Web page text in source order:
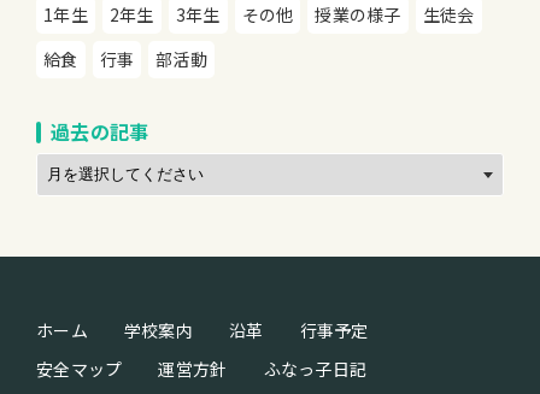
1年生 2年生 3年生 その他 授業の様子
生徒会
給食
行事 部活動
過去の記事
ホーム 学校案内 沿革
行事予定
安全マップ
運営方針 ふなっ子日記